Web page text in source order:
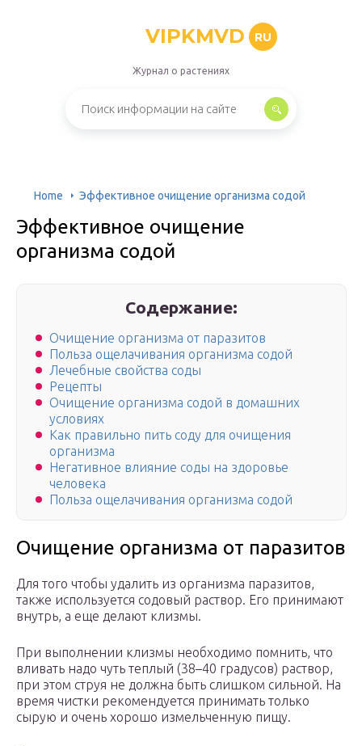
VIPKMVD RU
Журнал о растениях
Home Эффективное очищение организма содой
Эффективное очищение
организма содой
Содержание:
Очищение организма от паразитов
Польза ощелачивания организма содой
Лечебные свойства соды
Рецепты
Очищение организма содой в домашних
условиях
Как правильно пить соду для очищения
организма
Негативное влияние соды на здоровье
человека
Польза ощелачивания организма содой
Очищение организма от паразитов
Для того чтобы удалить из организма паразитов,
также используется содовый раствор. Его принимают
внутрь, а еще делают клизмы.
При выполнении клизмы необходимо помнить, что
вливать надо чуть теплый (38–40 градусов) раствор,
при этом струя не должна быть слишком сильной. На
время чистки рекомендуется принимать только
сырую и очень хорошо измельченную пищу.